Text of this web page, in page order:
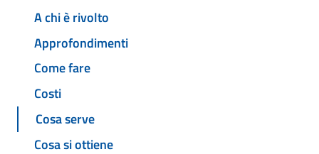
A chi è rivolto
Approfondimenti
Come fare
Costi
Cosa serve
Cosa si ottiene